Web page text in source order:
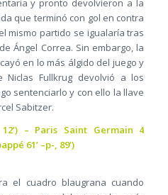
y pronto devolvieron a la
que terminó con gol en contra
mismo partido se igualaría tras
Ángel Correa. Sin embargo, la
en lo más álgido del juego y
Niclas Fullkrug devolvió a los
sentenciarlo y con ello la llave
Sabitzer.
– Paris Saint Germain 4
61’ –p-, 89’)
el cuadro blaugrana cuando